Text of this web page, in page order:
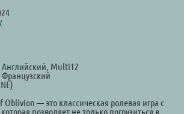
Английский, Multi12
Oblivion — это классическая ролевая игра с
позволяет не только погрузиться в